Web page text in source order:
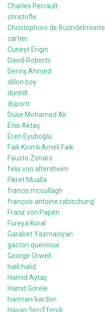
Charles Perrault
christofle
Christophoro de Buondelmonte
cartier
Cüneyt Engin
David Roberts
Derviş Ahmed
dillon boy
dunhill
dupont
Duse Mohamed Ali
Enis Aktaş
Eren Eyüboğlu
Faik Kırımlı Ameli Faik
Fausto Zonaro
felix von altersheim
Fikret Mualla
francis mccullagh
françois antoine rabischung’
Franz von Papen
Füreya Koral
Garabet Yazmacıyan
gaston quenioux
George Orwell
halil halid
Hamid Aytaç
Hamit Görele
harman/kardon
Hasan Sırrı Efendi